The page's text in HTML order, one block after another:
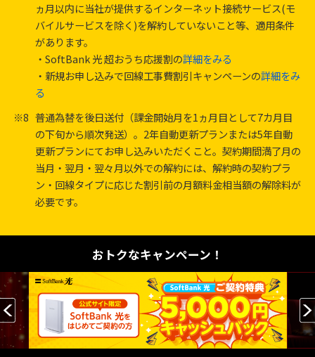
ヵ月以内に当社が提供するインターネット接続サービス(モ
バイルサービスを除く)を解約していないこと等、適用条件
があります。
・SoftBank 光 超おうち応援割の詳細をみる
・新規お申し込みで回線工事費割引キャンペーンの詳細をみ
る
※8 普通為替を後日送付（課金開始月を1ヵ月目として7カ月目
の下旬から順次発送）。2年自動更新プランまたは5年自動
更新プランにてお申し込みいただくこと。契約期間満了月の
当月・翌月・翌々月以外での解約には、解約時の契約プラ
ン・回線タイプに応じた割引前の月額料金相当額の解除料が
必要です。
おトクなキャンペーン！